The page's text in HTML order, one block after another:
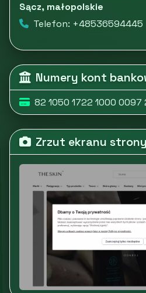
Sącz, małopolskie
Telefon: +48536594445
Numery kont
82 1050 1722 1000
Zrzut ekranu strony